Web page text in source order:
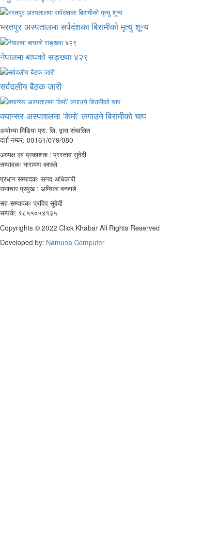
भरतपुर अस्पतालमा सर्पदंशका बिरामीको मृत्यु शून्य
नेपालमा बाघको सङ्ख्या ४२९
सर्वदलीय बैठक जारी
क्यान्सर अस्पतालमा ‘केमो’ लगाउने बिरामीको चाप
अयोध्या मिडिया प्रा. लि. द्वारा संचालित
दर्ता नम्बर: 00161/079/080
अध्यक्ष एबं प्रकाशक : प्रस्ताव सुवेदी
सम्पादकः नारायण काफ्ले
प्रधान सम्पादकः सनद अधिकारी
समाचार प्रमुख : अम्विका बन्जाडे
सह-सम्पादकः प्रदिप सुवेदी
सम्पर्क: ९८५५०५४१३५
Copyrights © 2022 Click Khabar All Rights Reserved
Developed by: Namuna Computer